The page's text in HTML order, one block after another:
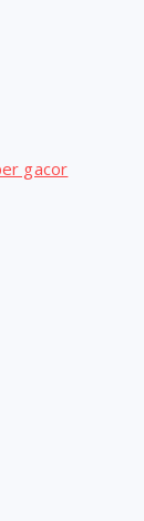
gacor